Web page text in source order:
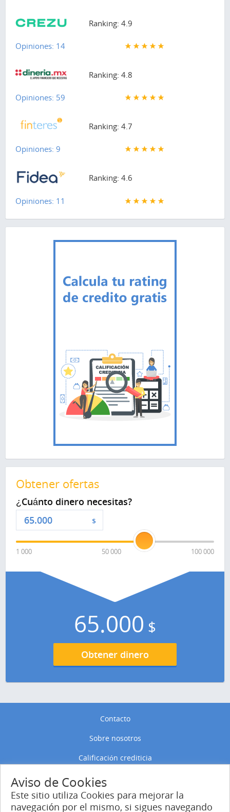
Ranking: 4.9
Opiniones: 14
Ranking: 4.8
Opiniones: 59
Ranking: 4.7
Opiniones: 9
Ranking: 4.6
Opiniones: 11
Obtener ofertas
¿Cuánto dinero necesitas?
$
1 000 50 000 100 000
65.000 $
Obtener dinero
Contacto
Sobre nosotros
Calificación crediticia
Política de privacidad
Política de Cookies
Aviso de Cookies
Este sitio utiliza Cookies para mejorar la
navegación por el mismo, si sigues navegando